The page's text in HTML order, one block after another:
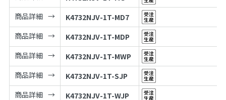
商品詳細
K4732NJV-1T-MD7
商品詳細
K4732NJV-1T-MDP
商品詳細
K4732NJV-1T-MWP
商品詳細
K4732NJV-1T-SJP
商品詳細
K4732NJV-1T-WJP